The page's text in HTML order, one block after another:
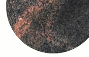
Винга